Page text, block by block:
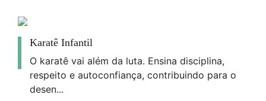
Karatê Infantil
O karatê vai além da luta. Ensina disciplina,
respeito e autoconfiança, contribuindo para o
desen...